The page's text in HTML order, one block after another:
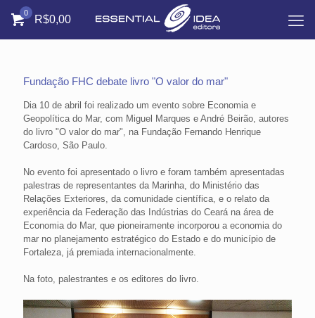
0
R$0,00
Fundação FHC debate livro "O valor do mar"
Dia 10 de abril foi realizado um evento sobre Economia e
Geopolítica do Mar, com Miguel Marques e André Beirão, autores
do livro "O valor do mar", na Fundação Fernando Henrique
Cardoso, São Paulo.
No evento foi apresentado o livro e foram também apresentadas
palestras de representantes da Marinha, do Ministério das
Relações Exteriores, da comunidade científica, e o relato da
experiência da Federação das Indústrias do Ceará na área de
Economia do Mar, que pioneiramente incorporou a economia do
mar no planejamento estratégico do Estado e do município de
Fortaleza, já premiada internacionalmente.
Na foto, palestrantes e os editores do livro.